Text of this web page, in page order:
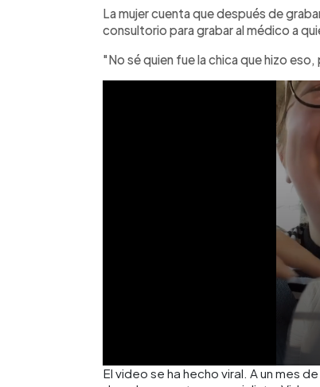
La mujer cuenta que después de
consultorio para grabar al médico a
"No sé quien fue la chica que hizo
El video se ha hecho viral. A un mes